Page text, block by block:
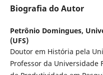
Biografia do Autor
Petrônio Domingues,
(UFS)
Doutor em História pela
Professor da Universidade